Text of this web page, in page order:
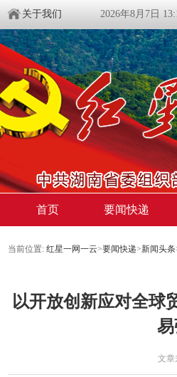
关于我们 2026年8月7日
首页 要闻快递
当前位置: 红星一网一云>要闻快递>新闻头条
以开放创新应对全
文章